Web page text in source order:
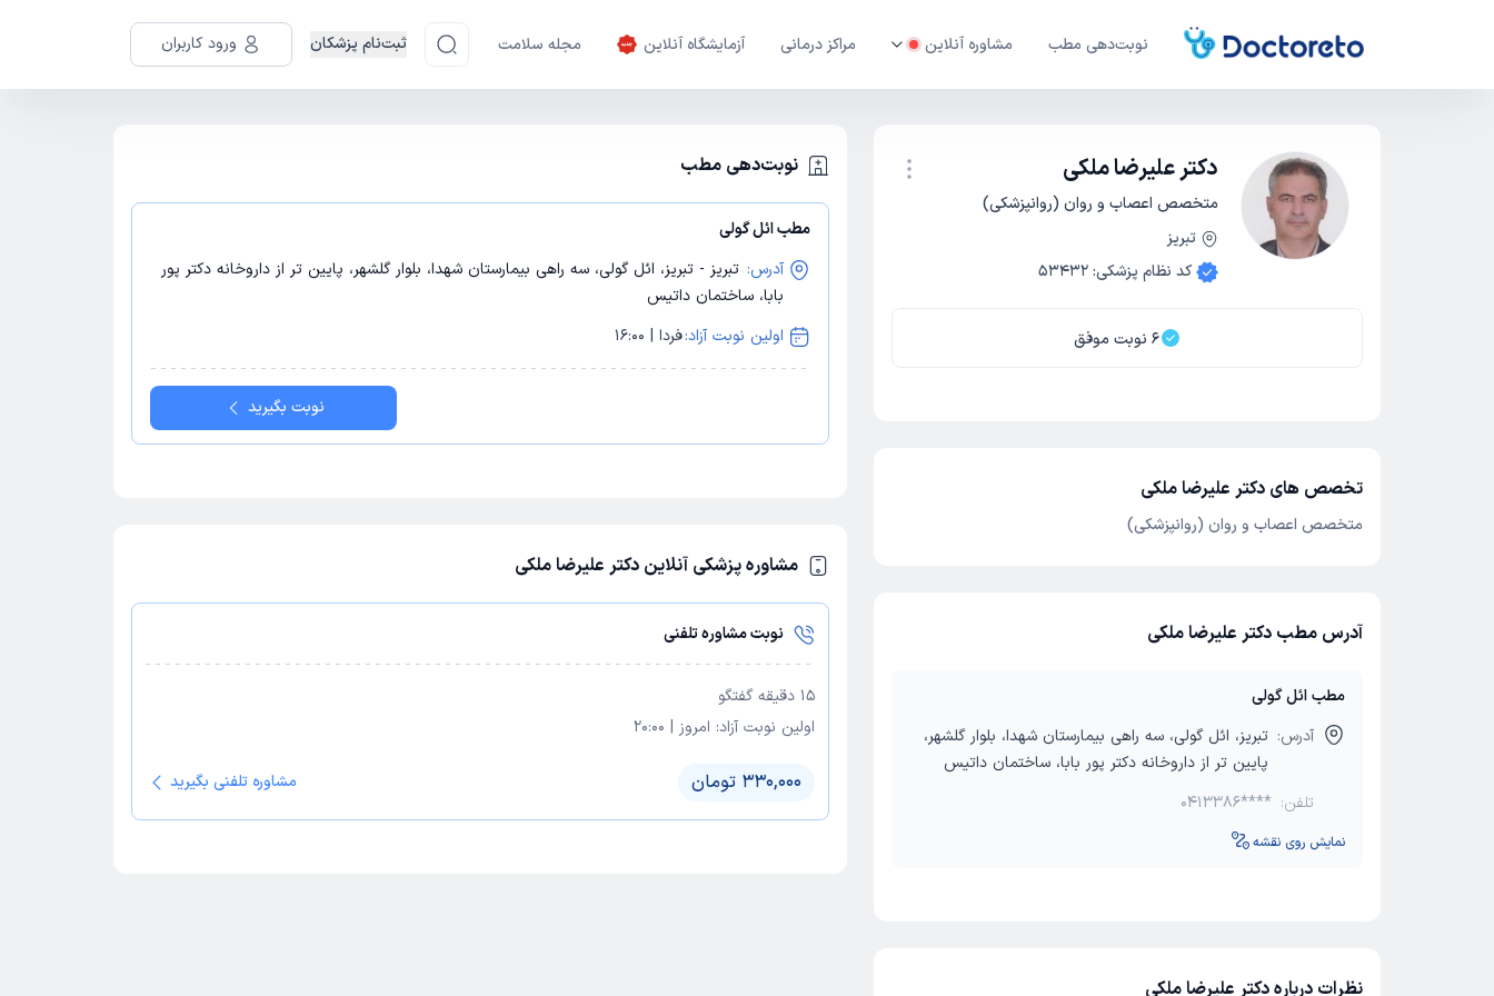
نوبت‌دهی مطب مشاوره آنلاین مراکز درمانی آزمایشگاه آنلاین مجله سلامت ثبت‌نام پزشکان ورود کاربران
دکتر علیرضا ملکی
متخصص اعصاب و روان (روانپزشکی)
تبریز
کد نظام پزشکی:
53432
6 نوبت موفق
نوبت‌دهی مطب
مطب ائل گولی
آدرس: تبریز - تبریز، ائل گولی، سه راهی بیمارستان شهدا، بلوار گلشهر، پایین تر از داروخانه دکتر پور
بابا، ساختمان داتیس
اولین نوبت آزاد:فردا | 16:00
نوبت بگیرید
مشاوره پزشکی آنلاین دکتر علیرضا ملکی
نوبت مشاوره تلفنی
15 دقیقه گفتگو
اولین نوبت آزاد: امروز |
20:00
330,000 تومان مشاوره تلفنی بگیرید
تخصص های دکتر علیرضا ملکی
متخصص اعصاب و روان (روانپزشکی)
آدرس مطب دکتر علیرضا ملکی
مطب ائل گولی
آدرس: تبریز، ائل گولی، سه راهی بیمارستان شهدا، بلوار گلشهر،
پایین تر از داروخانه دکتر پور بابا، ساختمان داتیس
تلفن: 0413386****
نمایش روی نقشه
نظرات درباره دکتر علیرضا ملکی